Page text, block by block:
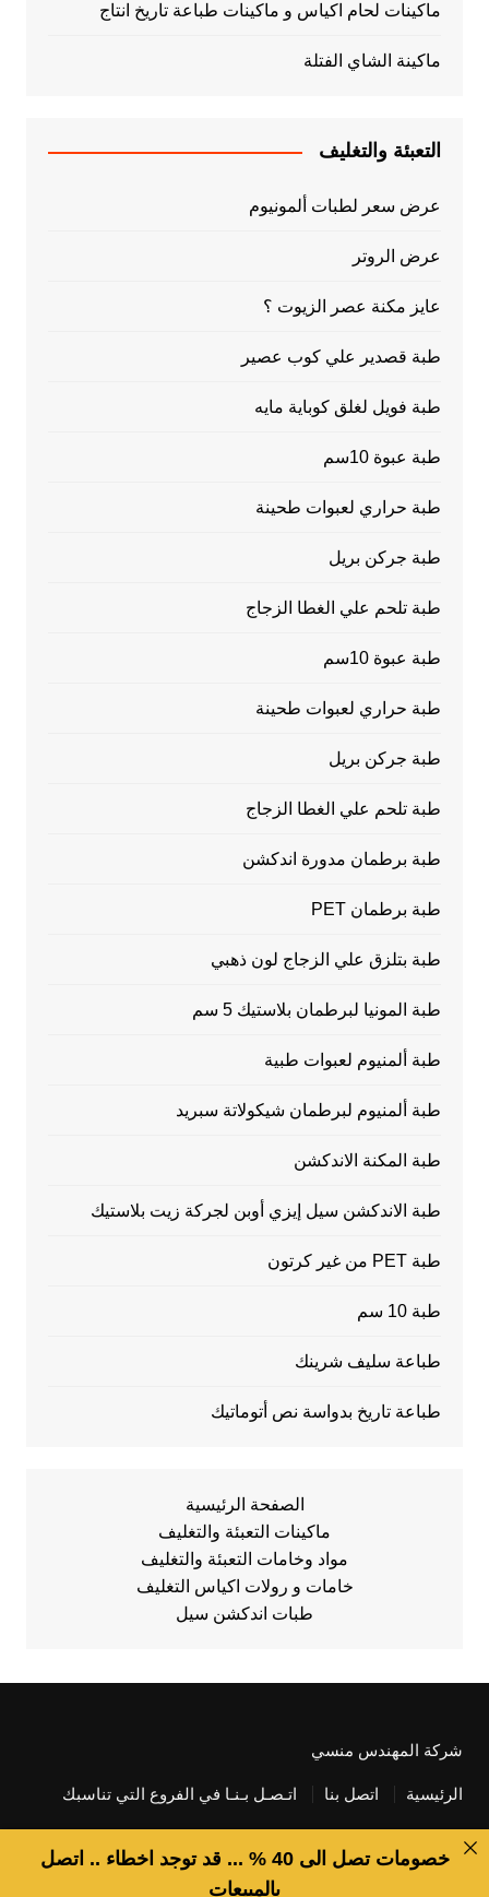
ماكينات لحام اكياس و ماكينات طباعة تاريخ انتاج
ماكينة الشاي الفتلة
التعبئة والتغليف
عرض سعر لطبات ألمونيوم
عرض الروتر
عايز مكنة عصر الزيوت ؟
طبة قصدير علي كوب عصير
طبة فويل لغلق كوباية مايه
طبة عبوة 10سم
طبة حراري لعبوات طحينة
طبة جركن بريل
طبة تلحم علي الغطا الزجاج
طبة عبوة 10سم
طبة حراري لعبوات طحينة
طبة جركن بريل
طبة تلحم علي الغطا الزجاج
طبة برطمان مدورة اندكشن
طبة برطمان PET
طبة بتلزق علي الزجاج لون ذهبي
طبة المونيا لبرطمان بلاستيك 5 سم
طبة ألمنيوم لعبوات طبية
طبة ألمنيوم لبرطمان شيكولاتة سبريد
طبة المكنة الاندكشن
طبة الاندكشن سيل إيزي أوبن لجركة زيت بلاستيك
طبة PET من غير كرتون
طبة 10 سم
طباعة سليف شرينك
طباعة تاريخ بدواسة نص أتوماتيك
الصفحة الرئيسية
ماكينات التعبئة والتغليف
مواد وخامات التعبئة والتغليف
خامات و رولات اكياس التغليف
طبات اندكشن سيل
شركة المهندس منسي
الرئيسية اتصل بنا اتـصـل بـنـا في الفروع التي تناسبك
خصومات تصل الى 40 % ... قد توجد اخطاء .. اتصل
بالمبيعات